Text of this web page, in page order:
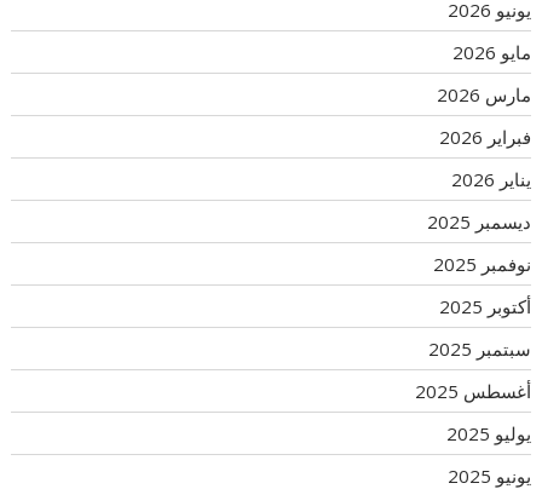
يونيو 2026
مايو 2026
مارس 2026
فبراير 2026
يناير 2026
ديسمبر 2025
نوفمبر 2025
أكتوبر 2025
سبتمبر 2025
أغسطس 2025
يوليو 2025
يونيو 2025